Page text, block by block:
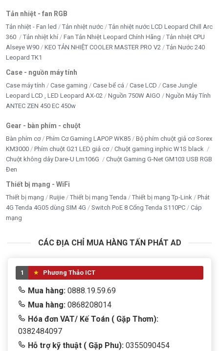
Tản nhiệt - fan RGB
Tản nhiệt - Fan led Tản nhiệt nước
Tản nhiệt nước LCD Leopard Chill Arc
360
Tản nhiệt khí Fan Tản Nhiệt Leopard Chính Hãng
Tản nhiệt CPU
Alseye W90
KEO TẢN NHIỆT COOLER MASTER PRO V2
Tản Nước 240
Leopard TK1
Case - nguồn máy tính
Case máy tính Case gaming Case bể cá Case LCD
Case Jungle
Leopard LCD , LED Leopard AX-02
Nguồn 750W AIGO
Nguồn Máy Tính
ANTEC ZEN 450 EC 450w
Gear - bàn phím - chuột
Bàn phím cơ Phím Cơ Gaming LAPOP WK85
Bộ phím chuột giả cơ Sorex
KM3000
Phím chuột G21 LED giả cơ
Chuột gaming inphic W1S black
Chuột không dây Dare-U Lm106G
Chuột Gaming G-Net GM103 USB RGB
Đen
Thiết bị mạng - WiFi
Thiết bị mạng Ruijie Thiết bị mạng Tenda Thiết bị mạng Tp-Link
Phát
4G Tenda 4G05 dùng SIM 4G
Switch PoE 8 Cổng Tenda S110PC
Cáp
mạng
CÁC ĐỊA CHỈ MUA HÀNG TẤN PHÁT AD
1 Phương Thảo ICT
Mua hàng: 0888.19.59.69
Mua hàng: 0868208014
Hóa đơn VAT/ Kế Toán ( Gặp Thơm):
0382484097
Hỗ trợ kỹ thuật ( Gặp Phu): 0355090454